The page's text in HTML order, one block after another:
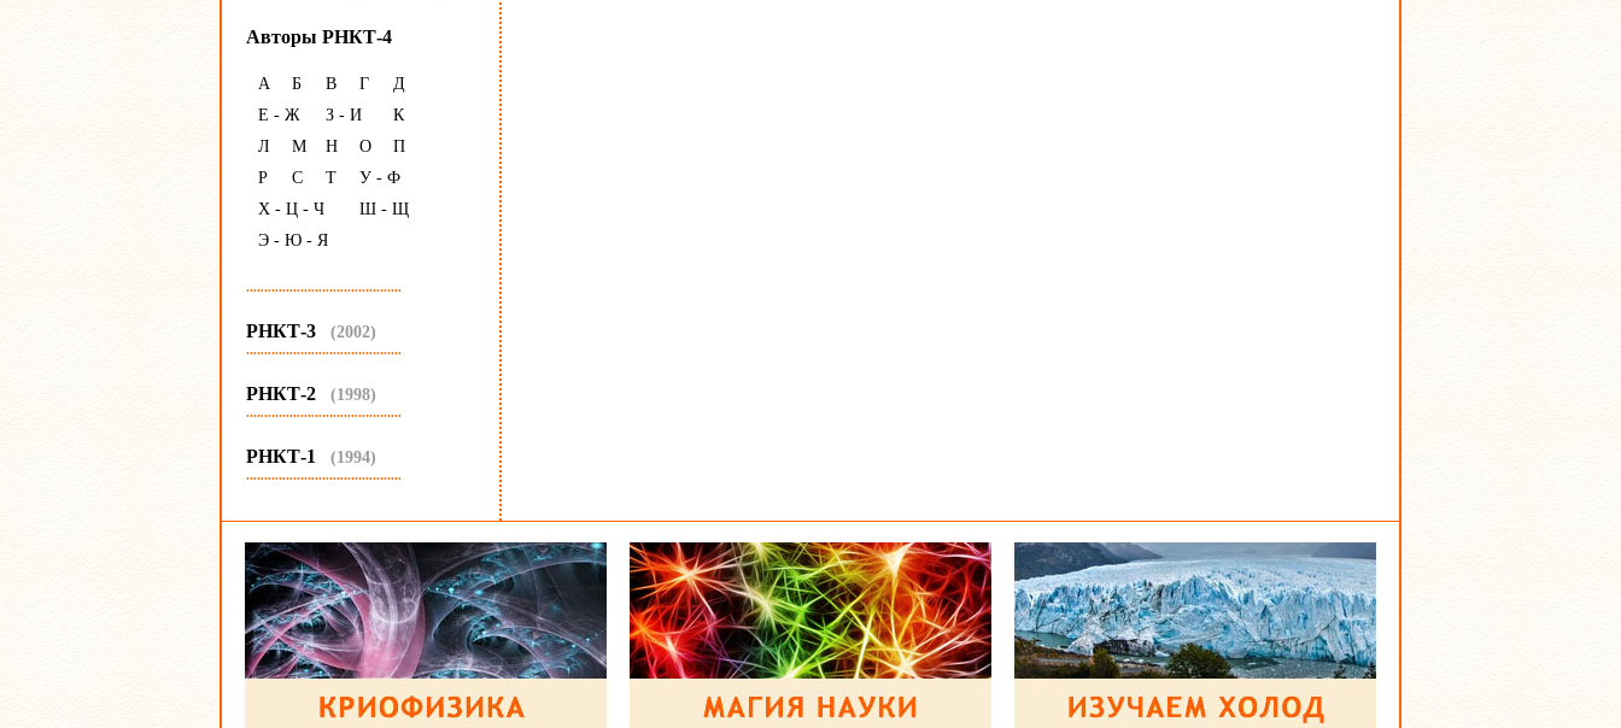
Авторы РНКТ-4
А Б В Г
Д
Е - Ж
З - И
К
Л
М Н О
П
Р
С Т
У - Ф
Х - Ц - Ч
Ш - Щ
Э - Ю - Я
...........................................
РНКТ-3 (2002)
...........................................
РНКТ-2 (1998)
...........................................
РНКТ-1 (1994)
...........................................